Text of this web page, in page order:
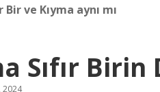
Bir ve Kıyma aynı mı
Sıfır Birin
2024